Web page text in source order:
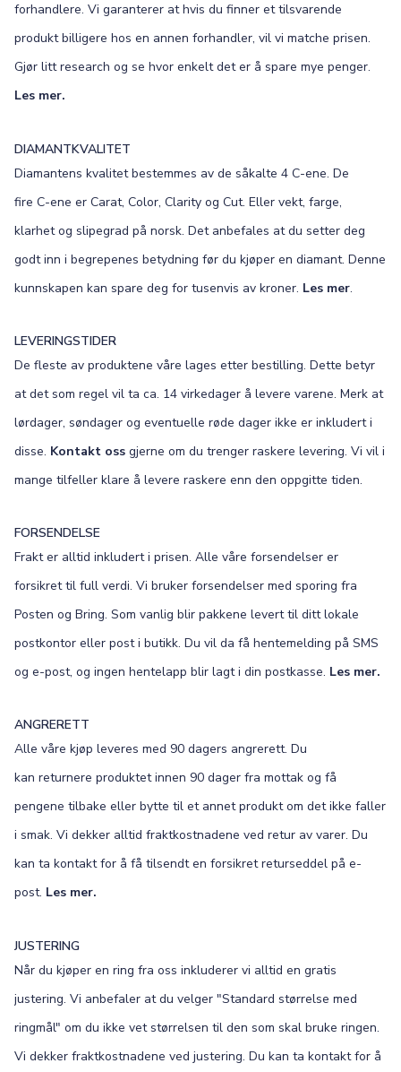
forhandlere. Vi garanterer at hvis du finner et tilsvarende
produkt billigere hos en annen forhandler, vil vi matche prisen.
Gjør litt research og se hvor enkelt det er å spare mye penger.
Les mer.
DIAMANTKVALITET
Diamantens kvalitet bestemmes av de såkalte 4 C-ene. De
fire C-ene er Carat, Color, Clarity og Cut. Eller vekt, farge,
klarhet og slipegrad på norsk. Det anbefales at du setter deg
godt inn i begrepenes betydning før du kjøper en diamant. Denne
kunnskapen kan spare deg for tusenvis av kroner. Les mer.
LEVERINGSTIDER
De fleste av produktene våre lages etter bestilling. Dette betyr
at det som regel vil ta ca. 14 virkedager å levere varene. Merk at
lørdager, søndager og eventuelle røde dager ikke er inkludert i
disse. Kontakt oss gjerne om du trenger raskere levering. Vi vil i
mange tilfeller klare å levere raskere enn den oppgitte tiden.
FORSENDELSE
Frakt er alltid inkludert i prisen. Alle våre forsendelser er
forsikret til full verdi. Vi bruker forsendelser med sporing fra
Posten og Bring. Som vanlig blir pakkene levert til ditt lokale
postkontor eller post i butikk. Du vil da få hentemelding på SMS
og e-post, og ingen hentelapp blir lagt i din postkasse. Les mer.
ANGRERETT
Alle våre kjøp leveres med 90 dagers angrerett. Du
kan returnere produktet innen 90 dager fra mottak og få
pengene tilbake eller bytte til et annet produkt om det ikke faller
i smak. Vi dekker alltid fraktkostnadene ved retur av varer. Du
kan ta kontakt for å få tilsendt en forsikret returseddel på e-
post. Les mer.
JUSTERING
Når du kjøper en ring fra oss inkluderer vi alltid en gratis
justering. Vi anbefaler at du velger "Standard størrelse med
ringmål" om du ikke vet størrelsen til den som skal bruke ringen.
Vi dekker fraktkostnadene ved justering. Du kan ta kontakt for å